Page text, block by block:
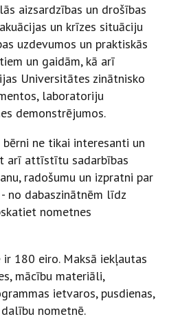
aizsardzības un drošības
un krīzes situāciju
uzdevumos un praktiskās
un gaidām, kā arī
Universitātes zinātnisko
laboratoriju
demonstrējumos.
ne tikai interesanti un
arī attīstītu sadarbības
radošumu un izpratni par
no dabaszinātnēm līdz
nometnes
180 eiro. Maksā iekļautas
mācību materiāli,
ietvaros, pusdienas,
nometnē.